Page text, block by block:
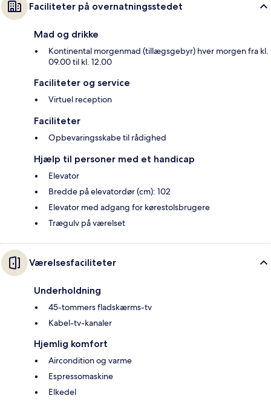
Faciliteter på overnatningsstedet
Mad og drikke
Kontinental morgenmad (tillægsgebyr) hver morgen fra kl.
09.00 til kl. 12.00
Faciliteter og service
Virtuel reception
Faciliteter
Opbevaringsskabe til rådighed
Hjælp til personer med et handicap
Elevator
Bredde på elevatordør (cm): 102
Elevator med adgang for kørestolsbrugere
Trægulv på værelset
Værelsesfaciliteter
Underholdning
45-tommers fladskærms-tv
Kabel-tv-kanaler
Hjemlig komfort
Aircondition og varme
Espressomaskine
Elkedel